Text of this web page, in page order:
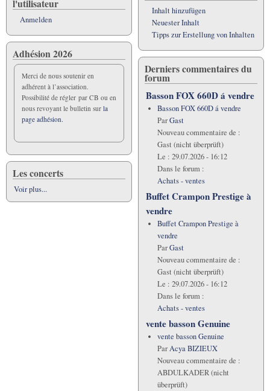
l'utilisateur
Anmelden
Adhésion 2026
Merci de nous soutenir en
adhérent à l’association.
Possibilité de régler par CB ou en
nous revoyant le bulletin sur la
page adhésion.
Les concerts
Voir plus...
Inhalt hinzufügen
Neuester Inhalt
Tipps zur Erstellung von Inhalten
Derniers commentaires du
forum
Basson FOX 660D á vendre
Basson FOX 660D á vendre
ParGast
Nouveau commentaire de :
Gast (nicht überprüft)
Le : 29.07.2026 - 16:12
Dans le forum :
Achats - ventes
Buffet Crampon Prestige à
vendre
Buffet Crampon Prestige à
vendre
ParGast
Nouveau commentaire de :
Gast (nicht überprüft)
Le : 29.07.2026 - 16:12
Dans le forum :
Achats - ventes
vente basson Genuine
vente basson Genuine
ParAcya BIZIEUX
Nouveau commentaire de :
ABDULKADER (nicht
überprüft)